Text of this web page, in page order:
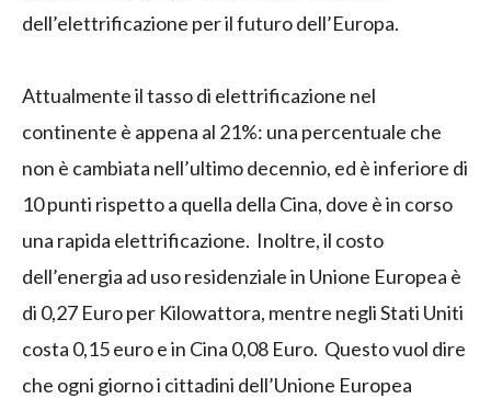
dell’elettrificazione per il futuro dell’Europa.
Attualmente il tasso di elettrificazione nel
continente è appena al 21%: una percentuale che
non è cambiata nell’ultimo decennio, ed è inferiore di
10 punti rispetto a quella della Cina, dove è in corso
una rapida elettrificazione. Inoltre, il costo
dell’energia ad uso residenziale in Unione Europea è
di 0,27 Euro per Kilowattora, mentre negli Stati Uniti
costa 0,15 euro e in Cina 0,08 Euro. Questo vuol dire
che ogni giorno i cittadini dell’Unione Europea